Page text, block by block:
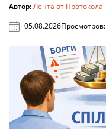
Автор:Лента от Протокола
05.08.2026Просмотров: